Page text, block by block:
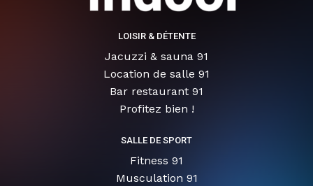
SALLE DE SPORT
Fitness 91
Musculation 91
LOISIR & DÉTENTE
Jacuzzi & sauna 91
Location de salle 91
Bar restaurant 91
Profitez bien !